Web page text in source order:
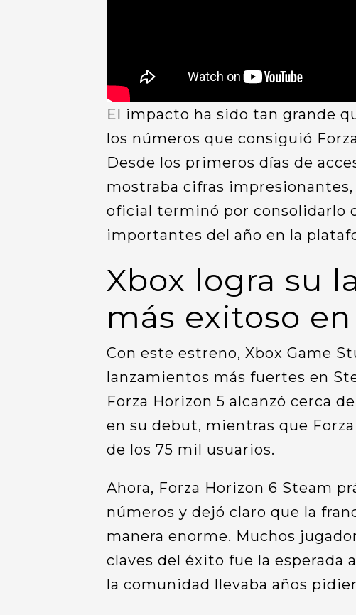
El impacto ha sido tan grande
los números que consiguió
Desde los primeros días de
mostraba cifras
oficial terminó por consolidarlo
importantes del año en la
Xbox logra su
más exitoso en
Con este estreno, Xbox Game
lanzamientos más fuertes en
Forza Horizon 5 alcanzó cerca
en su debut, mientras que
de los 75 mil usuarios.
Ahora, Forza Horizon 6 Steam
números y dejó claro que la
manera enorme. Muchos
claves del éxito fue la esperada
la comunidad llevaba años